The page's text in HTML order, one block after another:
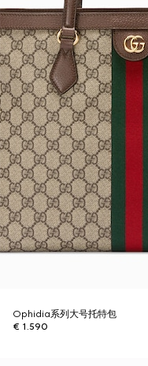
Ophidia系列大号托特包
€ 1.590